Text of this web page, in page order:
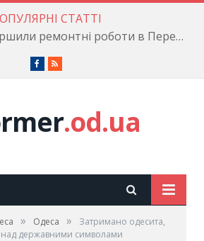
СТАТТІ
Енергетики завершили ремонтні роботи в Пересипському районі
Facebook
RSS
.od.ua
» Одеса »
Затримано одесита,
над державними символами